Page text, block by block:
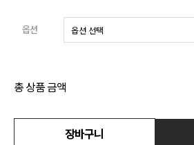
코디템
옵션
총 상품 금액
장바구니